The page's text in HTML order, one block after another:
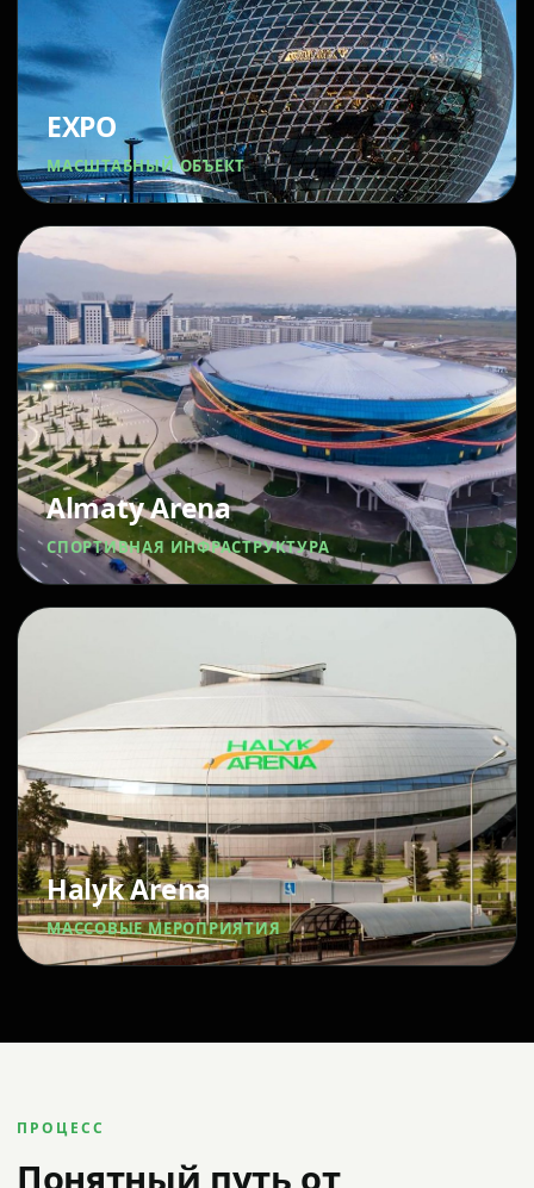
EXPO
МАСШТАБНЫЙ ОБЪЕКТ
Almaty Arena
СПОРТИВНАЯ ИНФРАСТРУКТУРА
Halyk Arena
МАССОВЫЕ МЕРОПРИЯТИЯ
ПРОЦЕСС
Понятный путь от